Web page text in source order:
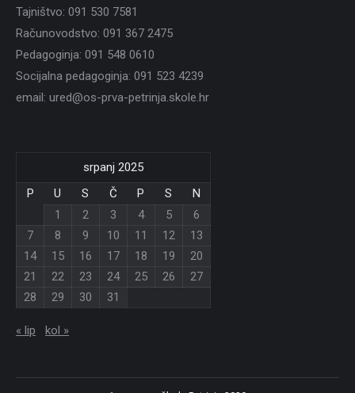
Tajništvo: 091 530 7581
Računovodstvo: 091 367 2475
Pedagoginja: 091 548 0610
Socijalna pedagoginja: 091 523 4239
email: ured@os-prva-petrinja.skole.hr
srpanj 2025
P
U S Č P S
N
1
2 3 4 5
6
7
8 9 10 11 12
13
14
15 16 17 18 19
20
21
22 23 24 25 26
27
28
29 30 31
« lip kol »